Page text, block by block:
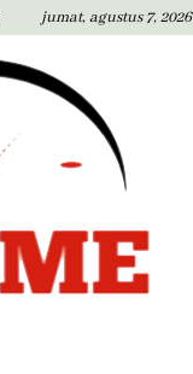
jumat, agustus 7, 2026